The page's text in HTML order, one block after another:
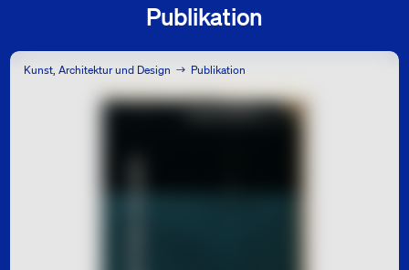
Publikation
Kunst, Architektur und Design Publikation